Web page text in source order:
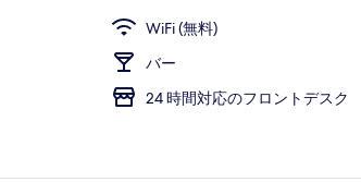
WiFi (無料)
バー
24 時間対応のフロントデスク